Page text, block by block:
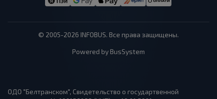
© 2005-2026 INFOBUS. Все права защищены.
Powered by BusSystem
ОДО "Белтранском", Свидетельство о государтвенной